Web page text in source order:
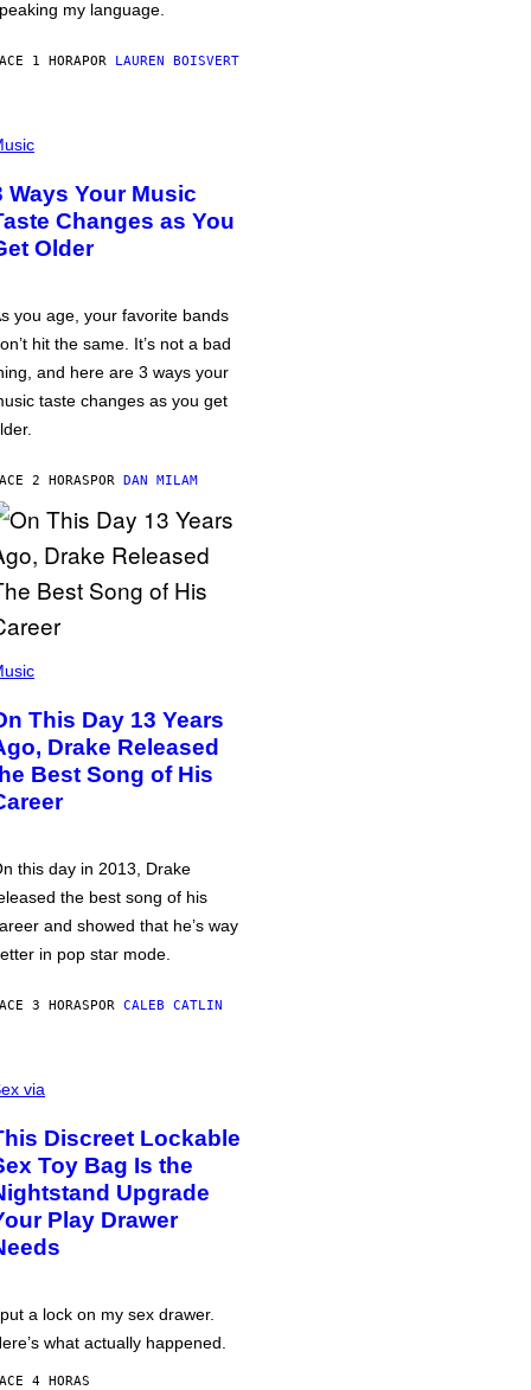
my language.
1 HORAPOR LAUREN BOISVERT
Ways Your Music
Changes as You
Older
you age, your favorite bands
hit the same. It’s not a bad
and here are 3 ways your
taste changes as you get
2 HORASPOR DAN MILAM
This Day 13 Years
Drake Released
Best Song of His
this day in 2013, Drake
the best song of his
and showed that he’s way
in pop star mode.
3 HORASPOR CALEB CATLIN
via
Discreet Lockable
Toy Bag Is the
Upgrade
Play Drawer
a lock on my sex drawer.
what actually happened.
4 HORAS